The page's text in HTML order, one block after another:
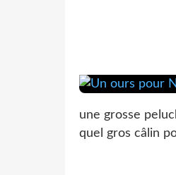
une grosse
quel gros câlin